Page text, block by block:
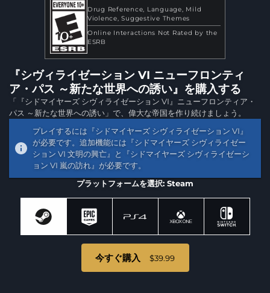
Drug Reference Language
Mild
Violence Suggestive Themes
Online Interactions Not Rated by the
ESRB
『シヴィライゼーション VI ニューフロンティ
ア・パス ～新たな世界への誘い』を購入する
「『シドマイヤーズ シヴィライゼーション VI』ニューフロンティア・
パス ～新たな世界への誘い」で、偉大な帝国を作り続けましょう。
プレイするには『シドマイヤーズ シヴィライゼーション VI』
が必要です。追加機能には『シドマイヤーズ シヴィライゼー
ション VI 文明の興亡』と『シドマイヤーズ シヴィライゼーシ
ョン VI 嵐の訪れ』が必要です。
プラットフォームを選択: Steam
今すぐ購入 $39.99